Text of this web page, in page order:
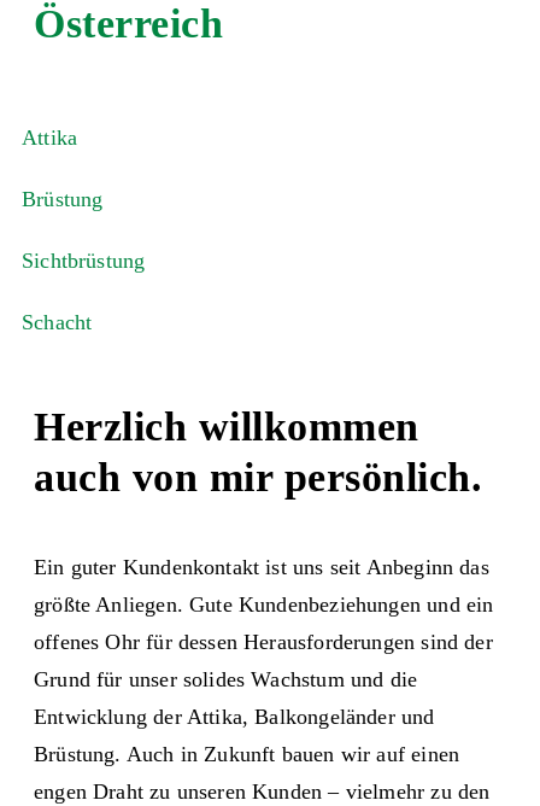
Österreich
Attika
Brüstung
Sichtbrüstung
Schacht
Herzlich willkommen
auch von mir persönlich.
Ein guter Kundenkontakt ist uns seit Anbeginn das
größte Anliegen. Gute Kundenbeziehungen und ein
offenes Ohr für dessen Herausforderungen sind der
Grund für unser solides Wachstum und die
Entwicklung der Attika, Balkongeländer und
Brüstung. Auch in Zukunft bauen wir auf einen
engen Draht zu unseren Kunden – vielmehr zu den